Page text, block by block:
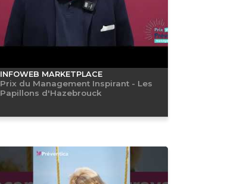
INFOWEB MARKETPLACE
Prix du Management Inspirant - Les
Papillons d'Hazebrouck